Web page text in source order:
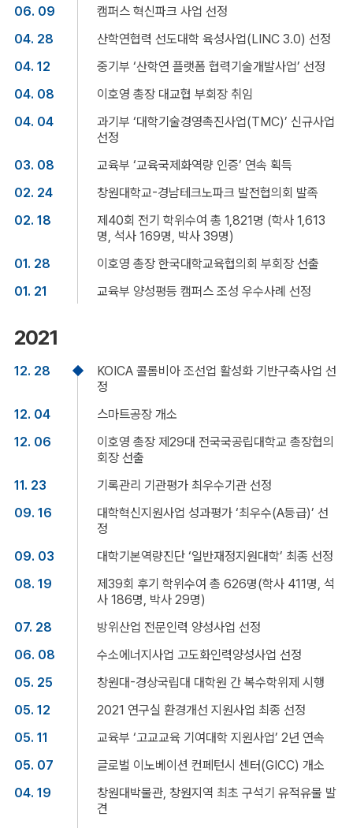
06. 09
캠퍼스 혁신파크 사업 선정
04. 28
산학연협력 선도대학 육성사업(LINC 3.0) 선정
04. 12
중기부 ‘산학연 플랫폼 협력기술개발사업’ 선정
04. 08
이호영 총장 대교협 부회장 취임
04. 04
과기부 ‘대학기술경영촉진사업(TMC)’ 신규사업
선정
03. 08
교육부 ‘교육국제화역량 인증’ 연속 획득
02. 24
창원대학교-경남테크노파크 발전협의회 발족
02. 18
제40회 전기 학위수여 총 1,821명 (학사 1,613
명, 석사 169명, 박사 39명)
01. 28
이호영 총장 한국대학교육협의회 부회장 선출
01. 21
교육부 양성평등 캠퍼스 조성 우수사례 선정
2021
12. 28
KOICA 콜롬비아 조선업 활성화 기반구축사업 선
정
12. 04
스마트공장 개소
12. 06
이호영 총장 제29대 전국국공립대학교 총장협의
회장 선출
11. 23
기록관리 기관평가 최우수기관 선정
09. 16
대학혁신지원사업 성과평가 ‘최우수(A등급)’ 선
정
09. 03
대학기본역량진단 ‘일반재정지원대학’ 최종 선정
08. 19
제39회 후기 학위수여 총 626명(학사 411명, 석
사 186명, 박사 29명)
07. 28
방위산업 전문인력 양성사업 선정
06. 08
수소에너지사업 고도화인력양성사업 선정
05. 25
창원대-경상국립대 대학원 간 복수학위제 시행
05. 12
2021 연구실 환경개선 지원사업 최종 선정
05. 11
교육부 ‘고교교육 기여대학 지원사업’ 2년 연속
05. 07
글로벌 이노베이션 컨페턴시 센터(GICC) 개소
04. 19
창원대박물관, 창원지역 최초 구석기 유적유물 발
견